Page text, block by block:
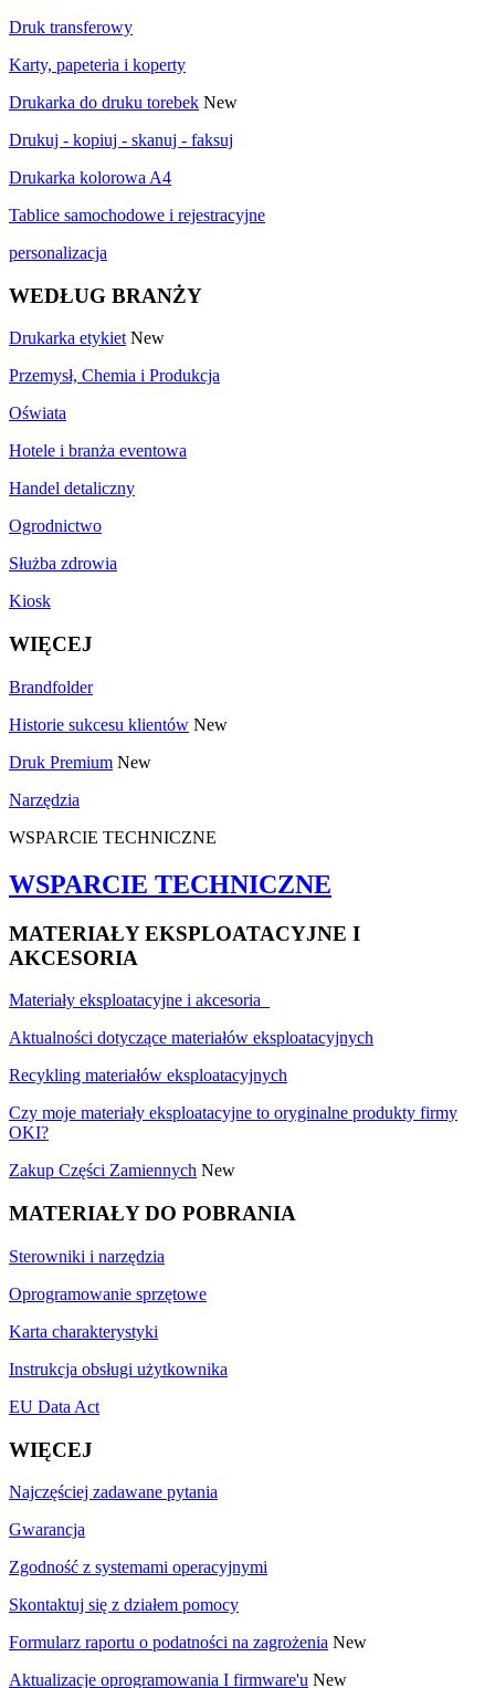
Druk transferowy
Karty, papeteria i koperty
Drukarka do druku torebek New
Drukuj - kopiuj - skanuj - faksuj
Drukarka kolorowa A4
Tablice samochodowe i rejestracyjne
personalizacja
WEDŁUG BRANŻY
Drukarka etykiet New
Przemysł, Chemia i Produkcja
Oświata
Hotele i branża eventowa
Handel detaliczny
Ogrodnictwo
Służba zdrowia
Kiosk
WIĘCEJ
Brandfolder
Historie sukcesu klientów New
Druk Premium New
Narzędzia
WSPARCIE TECHNICZNE
WSPARCIE TECHNICZNE
MATERIAŁY EKSPLOATACYJNE I
AKCESORIA
Materiały eksploatacyjne i akcesoria
Aktualności dotyczące materiałów eksploatacyjnych
Recykling materiałów eksploatacyjnych
Czy moje materiały eksploatacyjne to oryginalne produkty firmy
OKI?
Zakup Części Zamiennych New
MATERIAŁY DO POBRANIA
Sterowniki i narzędzia
Oprogramowanie sprzętowe
Karta charakterystyki
Instrukcja obsługi użytkownika
EU Data Act
WIĘCEJ
Najczęściej zadawane pytania
Gwarancja
Zgodność z systemami operacyjnymi
Skontaktuj się z działem pomocy
Formularz raportu o podatności na zagrożenia New
Aktualizacje oprogramowania I firmware'u New